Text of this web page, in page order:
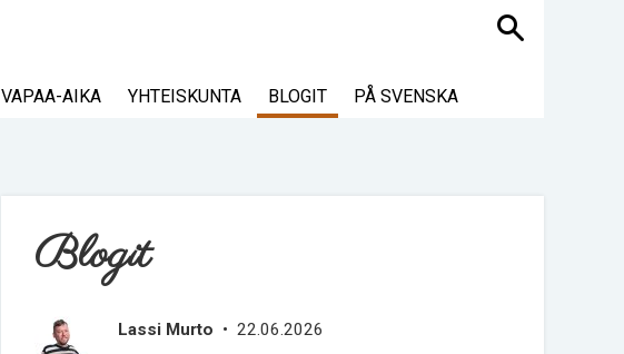
Haku
VAPAA-AIKA YHTEISKUNTA BLOGIT PÅ SVENSKA
Blogit
Lassi Murto • 22.06.2026